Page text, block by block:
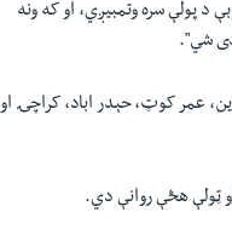
پولې سره وتمبيږي، او که ونه
شي".
عمر کوټ، حېدر اباد، کراچۍ او
ټولې هڅې روانې دي.